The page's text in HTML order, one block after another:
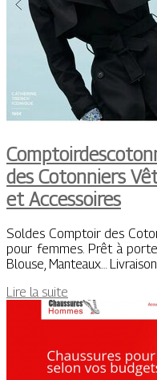
des Cotonniers
et Accessoires
Soldes Comptoir des
pour femmes. Prêt à
Blouse, Manteaux…
Lire la suite